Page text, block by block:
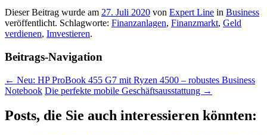
Dieser Beitrag wurde am 27. Juli 2020 von Expert Line in Business
veröffentlicht. Schlagworte: Finanzanlagen, Finanzmarkt, Geld
verdienen, Imvestieren.
Beitrags-Navigation
← Neu: HP ProBook 455 G7 mit Ryzen 4500 – robustes Business
Notebook Die perfekte mobile Geschäftsausstattung →
Posts, die Sie auch interessieren könnten: